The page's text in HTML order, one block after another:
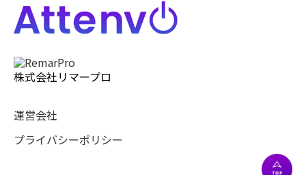
株式会社リマープロ
運営会社
プライバシーポリシー